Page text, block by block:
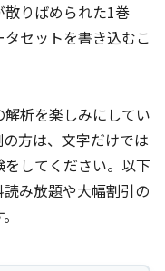
りばめられた1巻
セットを書き込むこ
析を楽しみにしてい
方は、文字だけでは
してください。以下
み放題や大幅割引の